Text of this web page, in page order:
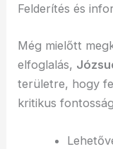
Felderítés és
Még mielőtt
elfoglalás,
területre, hogy
kritikus